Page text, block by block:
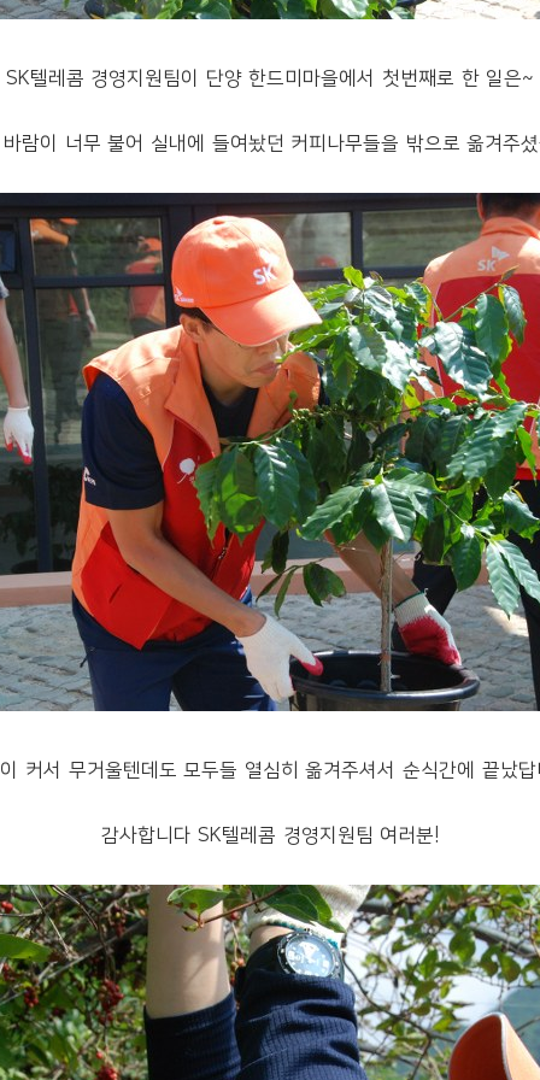
SK텔레콤 경영지원팀이 단양 한드미마을에서 첫번째로 한 일은~
람이 너무 불어 실내에 들여놨던 커피나무들을 밖으로 옮겨주
커서 무거울텐데도 모두들 열심히 옮겨주셔서 순식간에 끝났답
감사합니다 SK텔레콤 경영지원팀 여러분!